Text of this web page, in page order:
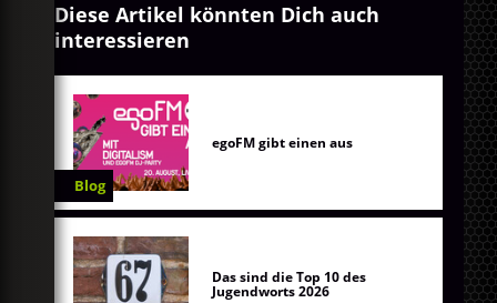
Diese Artikel könnten Dich auch
interessieren
Blog
egoFM gibt einen aus
Das sind die Top 10 des
Jugendworts 2026